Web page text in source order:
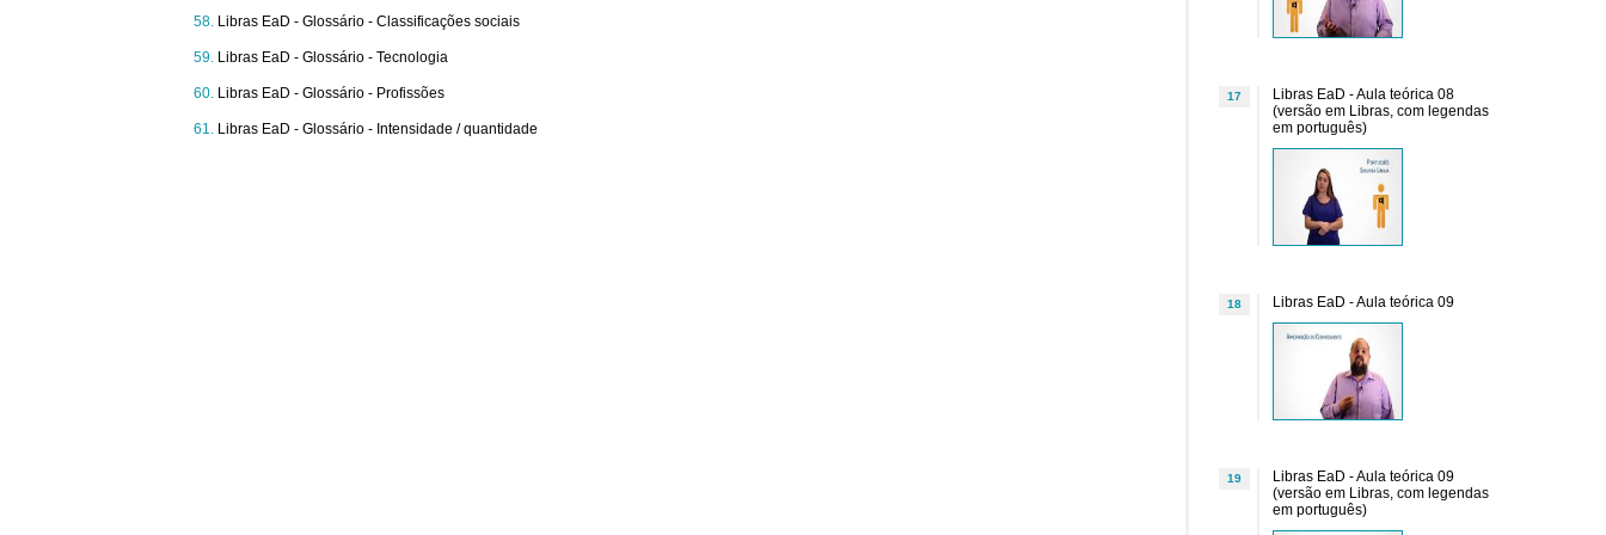
Libras EaD - Glossário - Classificações sociais
Libras EaD - Glossário - Tecnologia
Libras EaD - Glossário - Profissões
Libras EaD - Glossário - Intensidade / quantidade
17
Libras EaD - Aula teórica 08
(versão em Libras, com legendas
em português)
18 Libras EaD - Aula teórica 09
19
Libras EaD - Aula teórica 09
(versão em Libras, com legendas
em português)